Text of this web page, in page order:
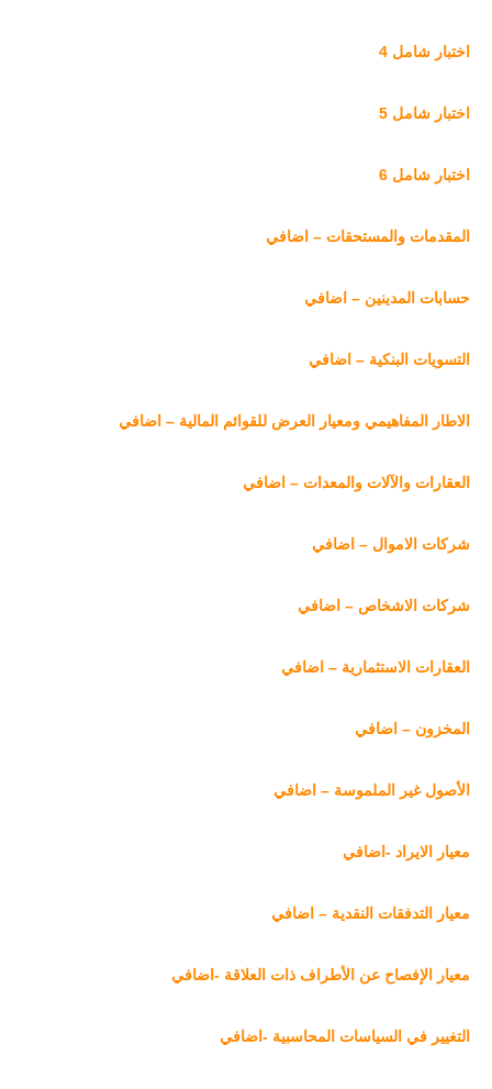
اختبار شامل 4
اختبار شامل 5
اختبار شامل 6
المقدمات والمستحقات – اضافي
حسابات المدينين – اضافي
التسويات البنكية – اضافي
الاطار المفاهيمي ومعيار العرض للقوائم المالية – اضافي
العقارات والآلات والمعدات – اضافي
شركات الاموال – اضافي
شركات الاشخاص – اضافي
العقارات الاستثمارية – اضافي
المخزون – اضافي
الأصول غير الملموسة – اضافي
معيار الايراد -اضافي
معيار التدفقات النقدية – اضافي
معيار الإفصاح عن الأطراف ذات العلاقة -اضافي
التغيير في السياسات المحاسبية -اضافي